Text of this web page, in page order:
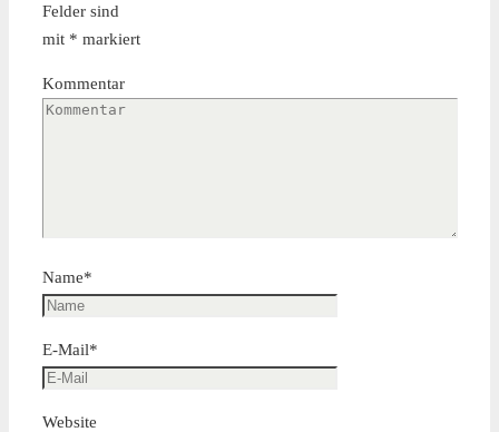
Felder sind
mit * markiert
Kommentar
Name*
E-Mail*
Website